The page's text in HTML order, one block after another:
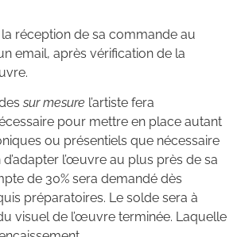
la réception de sa commande au
email, après vérification de la
sur mesure l’artiste fera
pour mettre en place autant
ou présentiels que nécessaire
d’adapter l’œuvre au plus près de sa
de 30% sera demandé dès
préparatoires. Le solde sera à
visuel de l’œuvre terminée. Laquelle